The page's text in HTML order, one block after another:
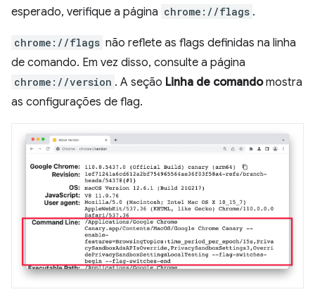
esperado, verifique a página chrome://flags .
chrome://flags não reflete as flags definidas na linha
de comando. Em vez disso, consulte a página
chrome://version . A seção Linha de comandomostra
as configurações de flag.